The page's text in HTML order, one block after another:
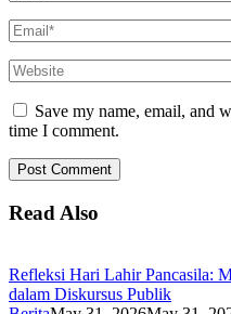
Save my name, email, and
time I comment.
Read Also
Refleksi Hari Lahir Pancasila:
dalam Diskursus Publik